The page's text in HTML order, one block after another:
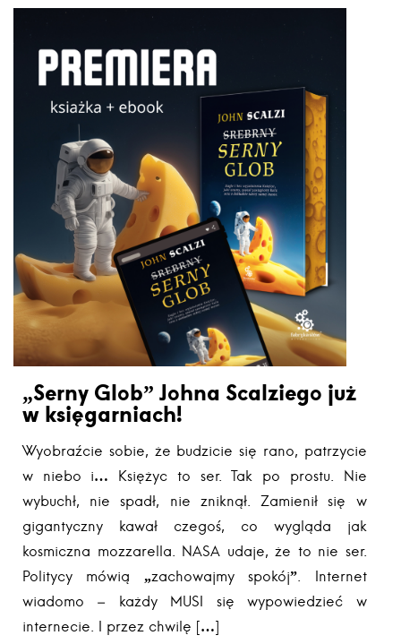
„Serny Glob” Johna Scalziego już
w księgarniach!
Wyobraźcie sobie, że budzicie się rano, patrzycie
w niebo i… Księżyc to ser. Tak po prostu. Nie
wybuchł, nie spadł, nie zniknął. Zamienił się w
gigantyczny kawał czegoś, co wygląda jak
kosmiczna mozzarella. NASA udaje, że to nie ser.
Politycy mówią „zachowajmy spokój”. Internet
wiadomo – każdy MUSI się wypowiedzieć w
internecie. I przez chwilę […]